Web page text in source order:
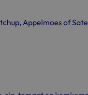
Appelmoes of